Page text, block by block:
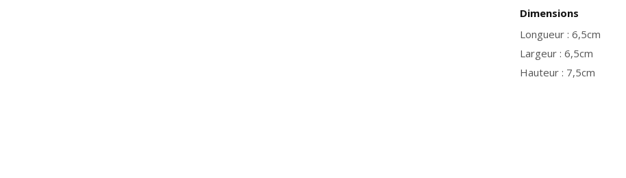
Dimensions
Longueur : 6,5cm
Largeur : 6,5cm
Hauteur : 7,5cm